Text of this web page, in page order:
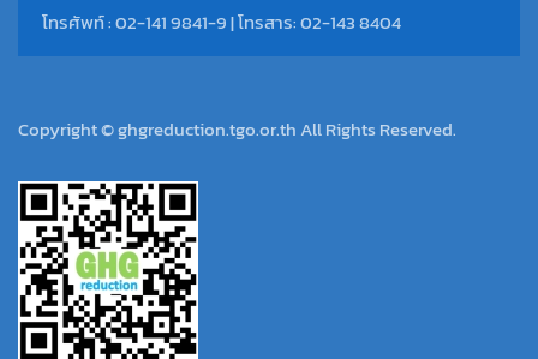
โทรศัพท์ : 02-141 9841-9 | โทรสาร: 02-143 8404
Copyright © ghgreduction.tgo.or.th All Rights Reserved.